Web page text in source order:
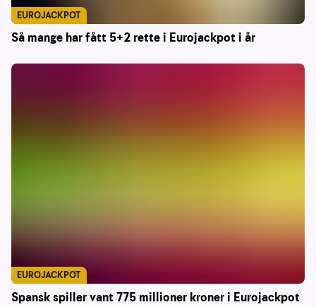
Så mange har fått 5+2 rette i Eurojackpot i år
EUROJACKPOT
Spansk spiller vant 775 millioner kroner i Eurojackpot
EUROJACKPOT